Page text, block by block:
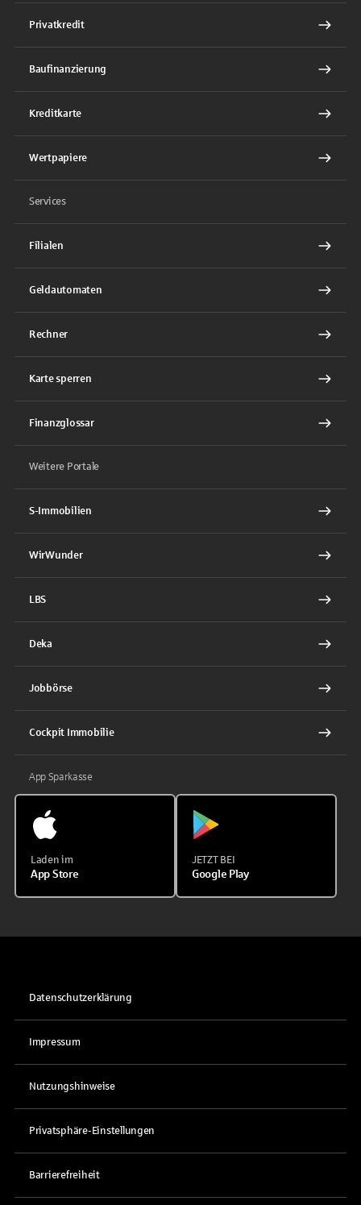
Privatkredit
Baufinanzierung
Kreditkarte
Wertpapiere
Services
Filialen
Geldautomaten
Rechner
Karte sperren
Finanzglossar
Weitere Portale
S-Immobilien
WirWunder
LBS
Deka
Jobbörse
Cockpit Immobilie
App Sparkasse
Laden im
App Store
JETZT BEI
Google Play
Datenschutzerklärung
Impressum
Nutzungshinweise
Privatsphäre-Einstellungen
Barrierefreiheit